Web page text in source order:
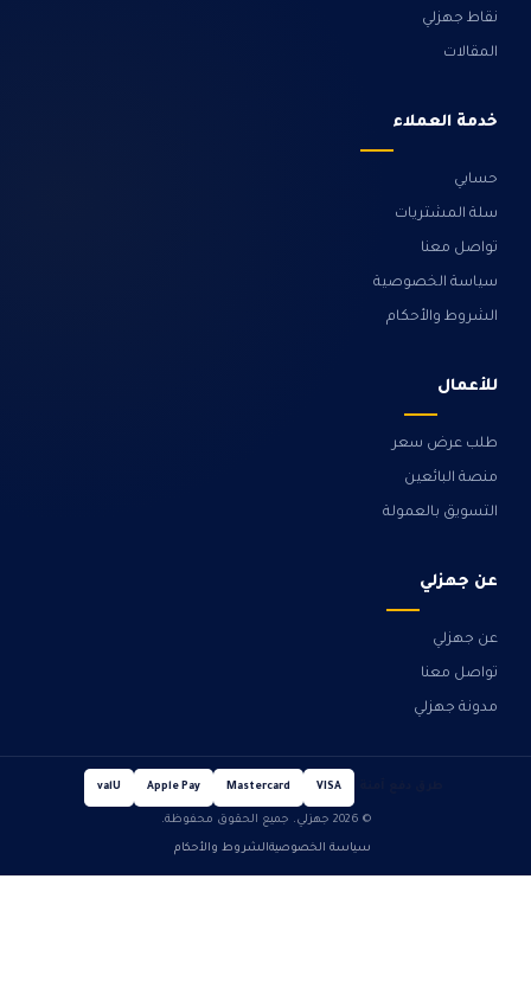
نقاط جهزلي
المقالات
خدمة العملاء
حسابي
سلة المشتريات
تواصل معنا
سياسة الخصوصية
الشروط والأحكام
للأعمال
طلب عرض سعر
منصة البائعين
التسويق بالعمولة
عن جهزلي
عن جهزلي
تواصل معنا
مدونة جهزلي
VISA
Mastercard
Apple Pay
valU
© 2026 جهزلي. جميع الحقوق محفوظة.
سياسة الخصوصيةالشروط والأحكام